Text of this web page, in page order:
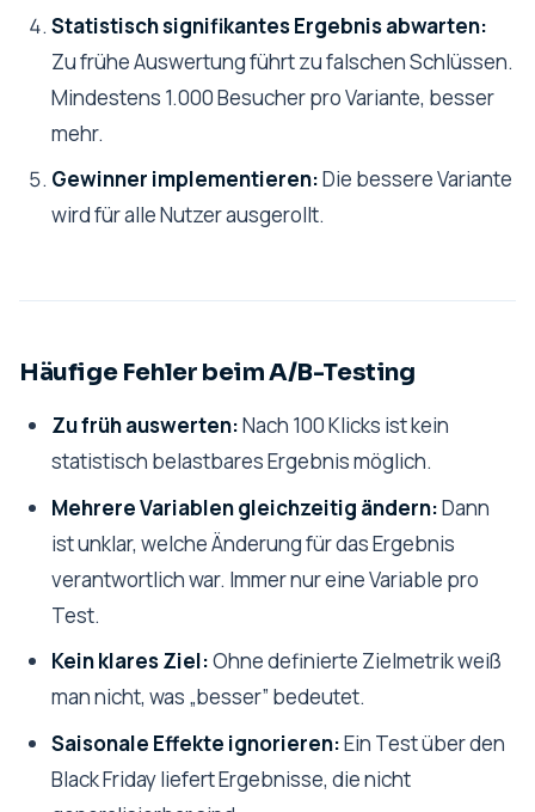
Statistisch signifikantes Ergebnis abwarten:
Zu frühe Auswertung führt zu falschen Schlüssen.
Mindestens 1.000 Besucher pro Variante, besser
mehr.
Gewinner implementieren:Die bessere Variante
wird für alle Nutzer ausgerollt.
Häufige Fehler beim A/B-Testing
Zu früh auswerten:Nach 100 Klicks ist kein
statistisch belastbares Ergebnis möglich.
Mehrere Variablen gleichzeitig ändern:Dann
ist unklar, welche Änderung für das Ergebnis
verantwortlich war. Immer nur eine Variable pro
Test.
Kein klares Ziel:Ohne definierte Zielmetrik weiß
man nicht, was „besser” bedeutet.
Saisonale Effekte ignorieren:Ein Test über den
Black Friday liefert Ergebnisse, die nicht